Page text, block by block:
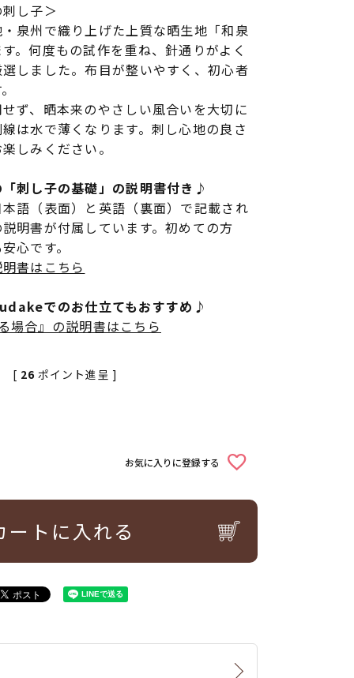
し子＞
泉州で織り上げた上質な晒生地「和泉
。何度もの試作を重ね、針通りがよく
しました。布目が整いやすく、初心者
ず、晒本来のやさしい風合いを大切に
は水で薄くなります。刺し心地の良さ
しみください。
刺し子の基礎」の説明書付き♪
語（表面）と英語（裏面）で記載され
明書が付属しています。初めての方
心です。
書はこちら
でのお仕立てもおすすめ♪
場合』の説明書はこちら
[ 26 ポイント進呈 ]
お気に入りに登録する
ートに入れる